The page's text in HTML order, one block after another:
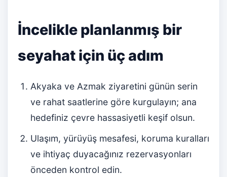
İncelikle planlanmış bir
seyahat için üç adım
Akyaka ve Azmak ziyaretini günün serin
ve rahat saatlerine göre kurgulayın; ana
hedefiniz çevre hassasiyetli keşif olsun.
Ulaşım, yürüyüş mesafesi, koruma kuralları
ve ihtiyaç duyacağınız rezervasyonları
önceden kontrol edin.